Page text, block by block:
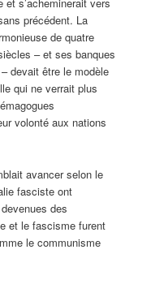
s’acheminerait vers
précédent. La
de quatre
– et ses banques
devait être le modèle
qui ne verrait plus
volonté aux nations
avancer selon le
fasciste ont
des
et le fascisme furent
le communisme